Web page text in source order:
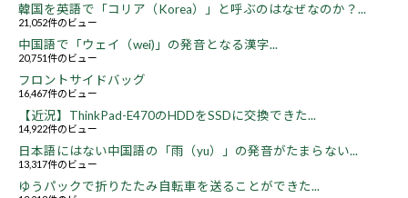
韓国を英語で「コリア（Korea）」と呼ぶのはなぜなのか？...
21,052件のビュー
中国語で「ウェイ（wei)」の発音となる漢字...
20,751件のビュー
フロントサイドバッグ
16,467件のビュー
【近況】ThinkPad-E470のHDDをSSDに交換できた...
14,922件のビュー
日本語にはない中国語の「雨（yu）」の発音がたまらない...
13,317件のビュー
ゆうパックで折りたたみ自転車を送ることができた...